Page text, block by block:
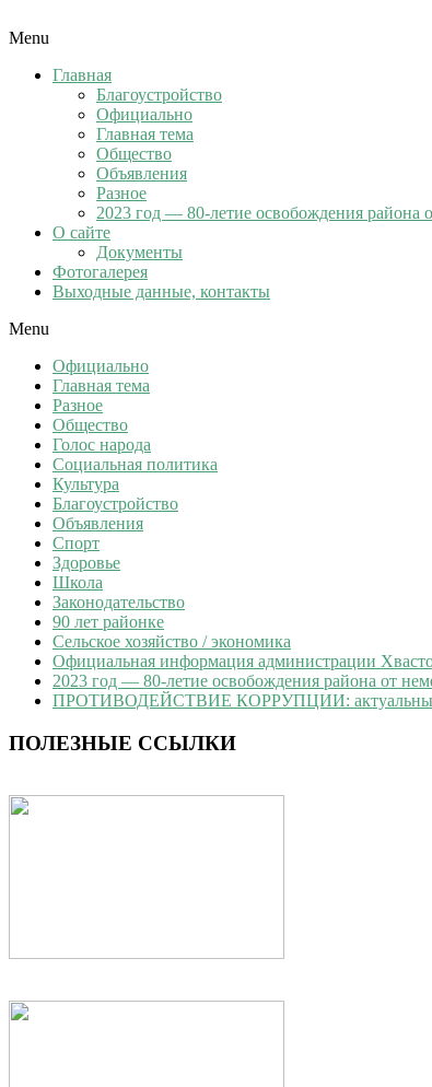
Menu
Главная
Благоустройство
Официально
Главная тема
Общество
Объявления
Разное
2023 год — 80-летие освобождения района
О сайте
Документы
Фотогалерея
Выходные данные, контакты
Menu
Официально
Главная тема
Разное
Общество
Голос народа
Социальная политика
Культура
Благоустройство
Объявления
Спорт
Здоровье
Школа
Законодательство
90 лет районке
Сельское хозяйство / экономика
Официальная информация администрации
2023 год — 80-летие освобождения района от
ПРОТИВОДЕЙСТВИЕ КОРРУПЦИИ: актуальные
ПОЛЕЗНЫЕ ССЫЛКИ